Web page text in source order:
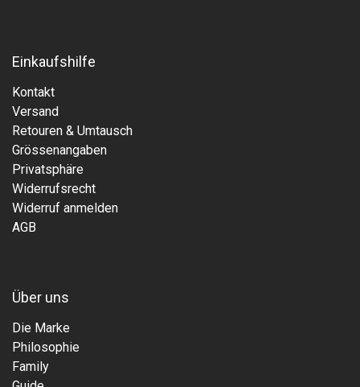
Einkaufshilfe
Kontakt
Versand
Retouren & Umtausch
Grössenangaben
Privatsphäre
Widerrufsrecht
Widerruf anmelden
AGB
Über uns
Die Marke
Philosophie
Family